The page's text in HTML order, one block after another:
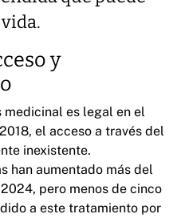
y
medicinal es legal en el
el acceso a través del
inexistente.
han aumentado más del
pero menos de cinco
a este tratamiento por